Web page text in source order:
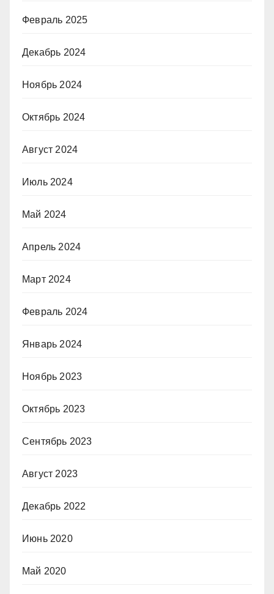
Февраль 2025
Декабрь 2024
Ноябрь 2024
Октябрь 2024
Август 2024
Июль 2024
Май 2024
Апрель 2024
Март 2024
Февраль 2024
Январь 2024
Ноябрь 2023
Октябрь 2023
Сентябрь 2023
Август 2023
Декабрь 2022
Июнь 2020
Май 2020